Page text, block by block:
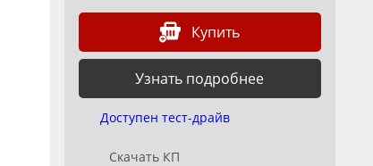
Купить
Узнать подробнее
Доступен тест-драйв
Скачать КП